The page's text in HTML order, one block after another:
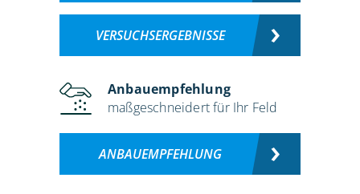
VERSUCHSERGEBNISSE
Anbauempfehlung
maßgeschneidert für Ihr Feld
ANBAUEMPFEHLUNG